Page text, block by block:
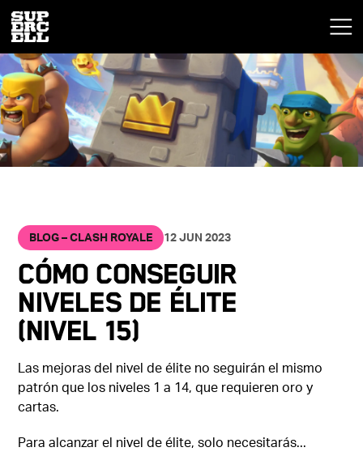
BLOG – CLASH ROYALE 12 JUN 2023
CÓMO CONSEGUIR
NIVELES DE ÉLITE
(NIVEL 15)
Las mejoras del nivel de élite no seguirán el mismo
patrón que los niveles 1 a 14, que requieren oro y
cartas.
Para alcanzar el nivel de élite, solo necesitarás...